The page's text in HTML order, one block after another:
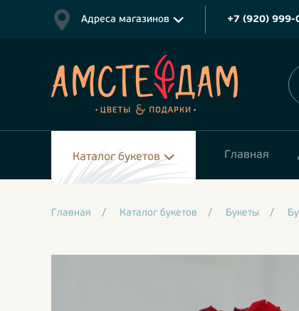
Адреса магазинов +7 (920) 999-
Каталог букетов Главная
Главная / Каталог букетов / Букеты /